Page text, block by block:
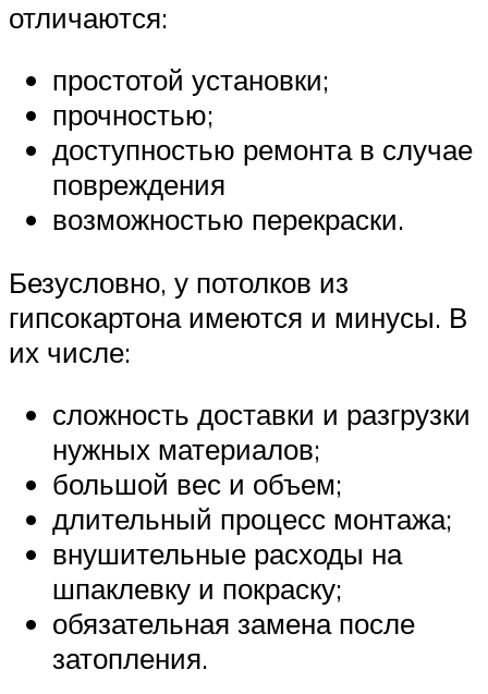
отличаются:
простотой установки;
прочностью;
доступностью ремонта в случае
повреждения
возможностью перекраски.
Безусловно, у потолков из
гипсокартона имеются и минусы. В
их числе:
сложность доставки и разгрузки
нужных материалов;
большой вес и объем;
длительный процесс монтажа;
внушительные расходы на
шпаклевку и покраску;
обязательная замена после
затопления.